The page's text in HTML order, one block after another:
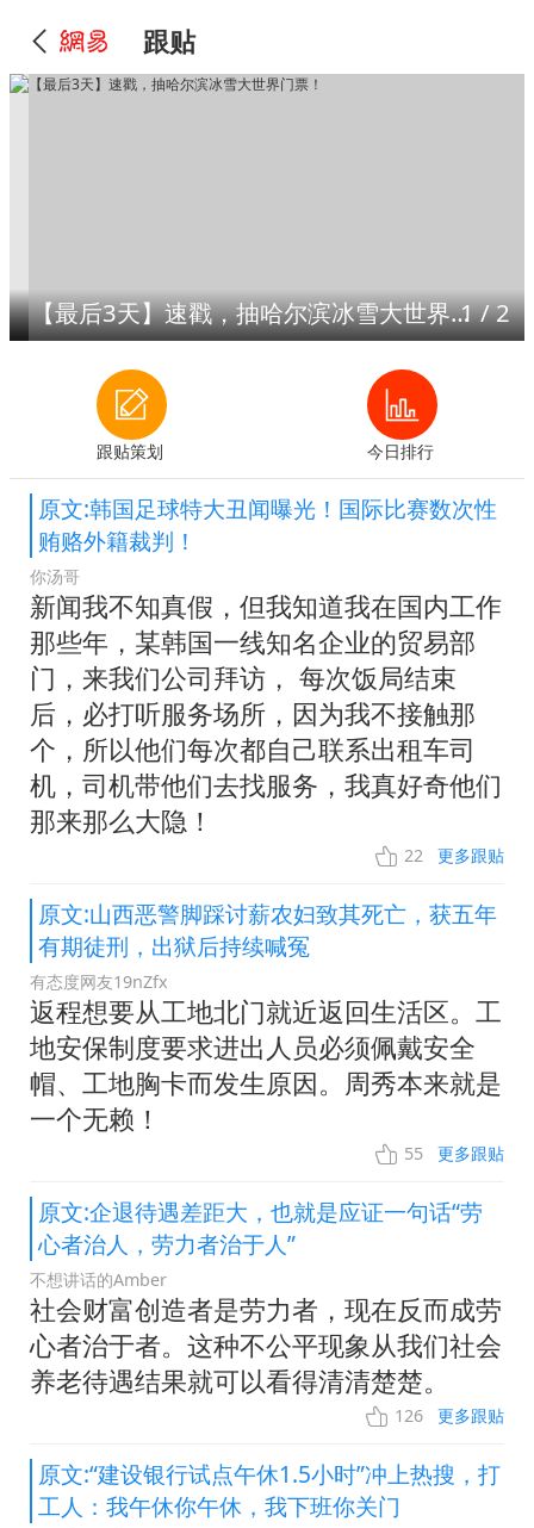
跟贴
【最后3天】速戳，抽哈尔滨冰雪大世界门票！1/2
跟贴策划 今日排行
原文:韩国足球特大丑闻曝光！国际比赛数次性
贿赂外籍裁判！
你汤哥
新闻我不知真假，但我知道我在国内工作
那些年，某韩国一线知名企业的贸易部
门，来我们公司拜访， 每次饭局结束
后，必打听服务场所，因为我不接触那
个，所以他们每次都自己联系出租车司
机，司机带他们去找服务，我真好奇他们
那来那么大隐！
22 更多跟贴
原文:山西恶警脚踩讨薪农妇致其死亡，获五年
有期徒刑，出狱后持续喊冤
有态度网友19nZfx
返程想要从工地北门就近返回生活区。工
地安保制度要求进出人员必须佩戴安全
帽、工地胸卡而发生原因。周秀本来就是
一个无赖！
55 更多跟贴
原文:企退待遇差距大，也就是应证一句话“劳
心者治人，劳力者治于人”
不想讲话的Amber
社会财富创造者是劳力者，现在反而成劳
心者治于者。这种不公平现象从我们社会
养老待遇结果就可以看得清清楚楚。
126 更多跟贴
原文:“建设银行试点午休1.5小时”冲上热搜，打
工人：我午休你午休，我下班你关门